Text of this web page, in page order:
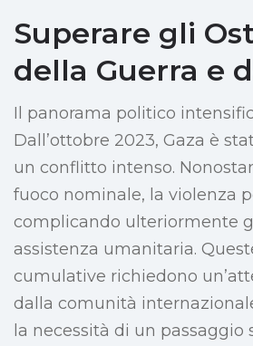
Superare gli
della Guerra e
Il panorama politico
Dall’ottobre 2023, Gaza è
un conflitto intenso.
fuoco nominale, la violenza
complicando ulteriormente
assistenza umanitaria.
cumulative richiedono
dalla comunità
la necessità di un passaggio